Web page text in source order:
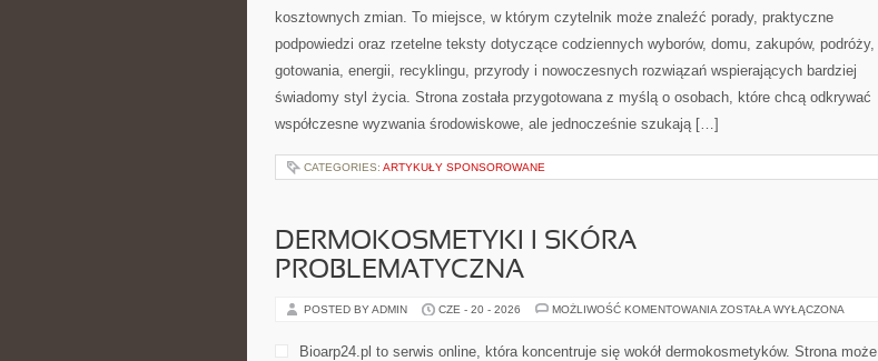
kosztownych zmian. To miejsce, w którym czytelnik może znaleźć porady, praktyczne
podpowiedzi oraz rzetelne teksty dotyczące codziennych wyborów, domu, zakupów, podróży,
gotowania, energii, recyklingu, przyrody i nowoczesnych rozwiązań wspierających bardziej
świadomy styl życia. Strona została przygotowana z myślą o osobach, które chcą odkrywać
współczesne wyzwania środowiskowe, ale jednocześnie szukają […]
CATEGORIES: ARTYKUŁY SPONSOROWANE
DERMOKOSMETYKI I SKÓRA
PROBLEMATYCZNA
POSTED BY ADMIN CZE - 20 - 2026 MOŻLIWOŚĆ KOMENTOWANIA DERMOKOSMETYKI
PROBLEMATYCZNA
ZOSTAŁA WYŁĄCZONA
Bioarp24.pl to serwis online, która koncentruje się wokół dermokosmetyków. Strona może